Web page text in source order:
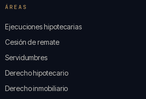
ÁREAS
Ejecuciones hipotecarias
Cesión de remate
Servidumbres
Derecho hipotecario
Derecho inmobiliario